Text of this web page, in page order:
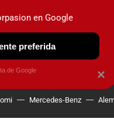
OBSERVATORIO
Mercedes-Benz
×
en Google
preferida
de Google